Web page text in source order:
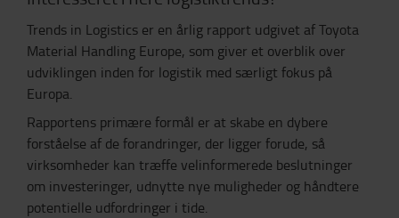
Trends in Logistics er en årlig rapport udgivet af Toyota
Material Handling Europe, som giver et overblik over
udviklingen inden for logistik med særligt fokus på
Europa.
Rapportens primære formål er at skabe en dybere
forståelse af de forandringer, der ligger forude, så
virksomheder kan træffe velinformerede beslutninger
om investeringer, udnytte nye muligheder og håndtere
potentielle udfordringer i tide.